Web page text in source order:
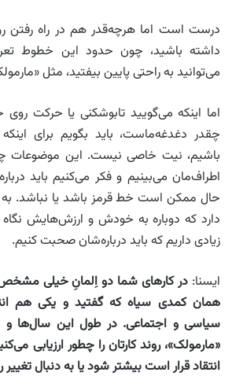
درست است اما هرچه‌قدر هم در راه رفتن
داشته باشید، چون حدود این خطوط
می‌توانید به راحتی پایین بیفتید، مثل
اما اینکه می‌گویید تابوشکنی یا حرکت
چقدر دغدغه‌ماست، باید بگویم برای
باشیم، نیت خاصی نیست. این‌ موضوعات
اطراف‌مان می‌بینیم و فکر می‌کنیم باید
حال ممکن است خط قرمز باشد یا نباشد. به
دارد که دوباره به خودش و ارزش‌هایش
زیادی داریم که باید درباره‌شان صحبت کنیم.
ایسنا: در کارهای شما دو اِلمانِ خیلی مشخص
همان کمدی سیاه که گفتید و یکی هم
سیاسی و اجتماعی. در طول این سال‌ها و
«مارمولک»، روند کارتان را چطور ارزیابی
انتقاد قرار است بیشتر شود یا به دنبال